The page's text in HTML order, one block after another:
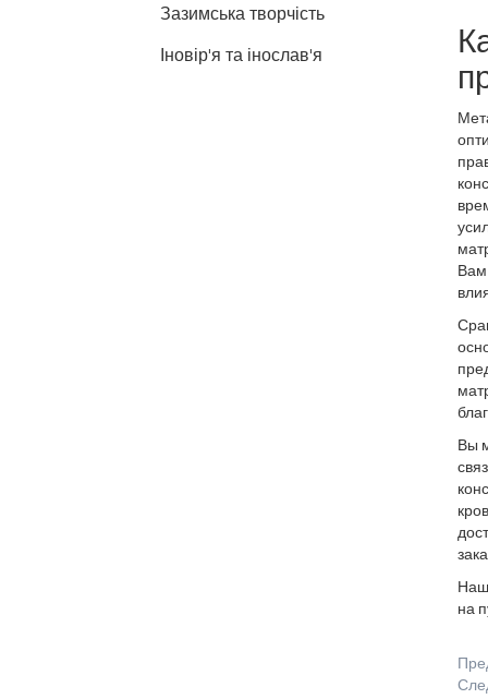
Вы
на
Зазимська творчість
Іновір'я та інослав'я